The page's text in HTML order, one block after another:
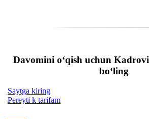
Davomini oʻqish uchun
boʻling
Saytga kiring
Pereyti k tarifam